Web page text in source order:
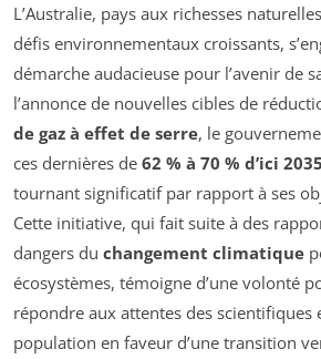
L’Australie, pays aux richesses
défis environnementaux croissants,
démarche audacieuse pour l’avenir de
l’annonce de nouvelles cibles de
de gaz à effet de serre, le
ces dernières de 62 % à 70 % d’ici 2035
tournant significatif par rapport à ses
Cette initiative, qui fait suite à des
dangers du changement climatique
écosystèmes, témoigne d’une volonté
répondre aux attentes des scientifiques
population en faveur d’une transition